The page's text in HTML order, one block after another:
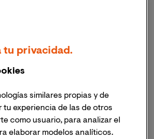
las ponencias del Vicerrector
de VIU y de Juan Pablo
destacados representantes
colombiano, quienes
tu privacidad.
similares propias y de
experiencia de las de otros
como usuario, para analizar el
elaborar modelos analíticos.